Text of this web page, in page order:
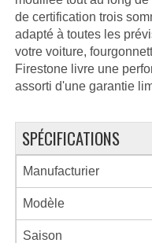
de certification trois
adapté à toutes les
votre voiture,
Firestone livre une
assorti d'une garantie
SPÉCIFICATIONS
Manufacturier
Modèle
Saison